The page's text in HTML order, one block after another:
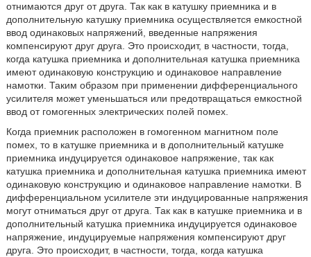
отнимаются друг от друга. Так как в катушку приемника и в
дополнительную катушку приемника осуществляется емкостной
ввод одинаковых напряжений, введенные напряжения
компенсируют друг друга. Это происходит, в частности, тогда,
когда катушка приемника и дополнительная катушка приемника
имеют одинаковую конструкцию и одинаковое направление
намотки. Таким образом при применении дифференциального
усилителя может уменьшаться или предотвращаться емкостной
ввод от гомогенных электрических полей помех.
Когда приемник расположен в гомогенном магнитном поле
помех, то в катушке приемника и в дополнительный катушке
приемника индуцируется одинаковое напряжение, так как
катушка приемника и дополнительная катушка приемника имеют
одинаковую конструкцию и одинаковое направление намотки. В
дифференциальном усилителе эти индуцированные напряжения
могут отниматься друг от друга. Так как в катушке приемника и в
дополнительный катушка приемника индуцируется одинаковое
напряжение, индуцируемые напряжения компенсируют друг
друга. Это происходит, в частности, тогда, когда катушка